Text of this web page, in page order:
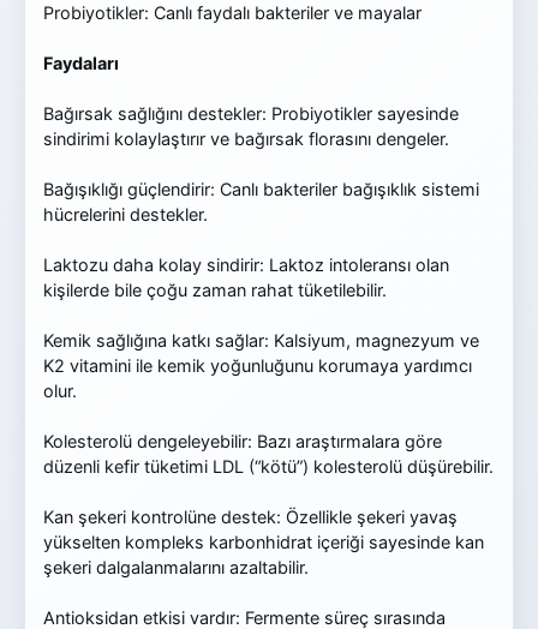
Probiyotikler: Canlı faydalı bakteriler ve mayalar
Faydaları
Bağırsak sağlığını destekler: Probiyotikler sayesinde
sindirimi kolaylaştırır ve bağırsak florasını dengeler.
Bağışıklığı güçlendirir: Canlı bakteriler bağışıklık sistemi
hücrelerini destekler.
Laktozu daha kolay sindirir: Laktoz intoleransı olan
kişilerde bile çoğu zaman rahat tüketilebilir.
Kemik sağlığına katkı sağlar: Kalsiyum, magnezyum ve
K2 vitamini ile kemik yoğunluğunu korumaya yardımcı
olur.
Kolesterolü dengeleyebilir: Bazı araştırmalara göre
düzenli kefir tüketimi LDL (“kötü”) kolesterolü düşürebilir.
Kan şekeri kontrolüne destek: Özellikle şekeri yavaş
yükselten kompleks karbonhidrat içeriği sayesinde kan
şekeri dalgalanmalarını azaltabilir.
Antioksidan etkisi vardır: Fermente süreç sırasında